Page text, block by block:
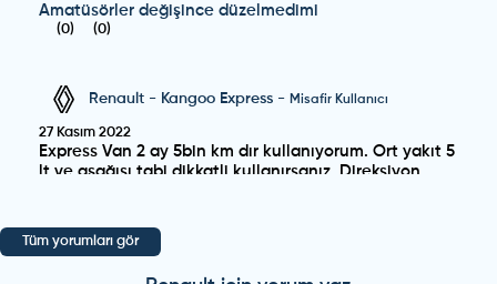
Amatüsörler değişince düzelmedimi
(0) (0)
Renault - Kangoo Express - Misafir Kullanıcı
27 Kasım 2022
Express Van 2 ay 5bin km dır kullanıyorum. Ort yakıt 5
lt ve aşağısı tabi dikkatli kullanırsanız. Direksiyon
devir dak açıldığı için alt devirlerde ölü , bu yüzden
anı hızlanma gereken durumlarda 3bin devirde vites
Tüm yorumları gör